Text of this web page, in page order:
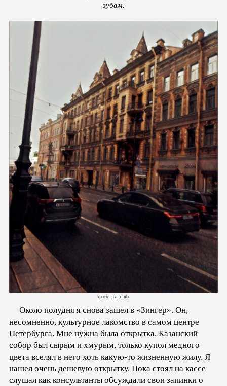
зубам.
фото: jaaj.club
Около полудня я снова зашел в «Зингер». Он,
несомненно, культурное лакомство в самом центре
Петербурга. Мне нужна была открытка. Казанский
собор был сырым и хмурым, только купол медного
цвета вселял в него хоть какую-то жизненную жилу. Я
нашел очень дешевую открытку. Пока стоял на кассе
слушал как консультанты обсуждали свои запинки о